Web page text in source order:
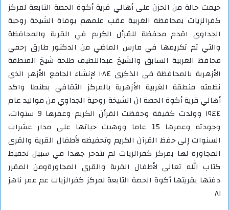
خيمت حالة من الحزن على أهالي قرية أكوة الحصة التابعة لمركز
كفرالزيات بمحافظة الغربية عقب علمهم بوفاة الشيخة روحية
الجداوي اقدم محفظة للقرأن الكريم في القرية والمحافظة
والتي تم تكريمها في مارس الماضي من الدكتور طارق رحمي
محافظ الغربية السابق والشيخ عبداللطيف طلحة شيخ المنطقة
الأزهرية بالمحافظة في الذكرى ١٠٨٤ لإنشاء الجامع الأزهر الذي
نظمته منطقة الغربية الأزهرية بالمركز الثقافي بطنطا واكد
أهالي قرية أكوة الحصة ان الشيخة روحية الجداوي من مواليد عام
١٩٤٤ وولدت كفيفة وحفظت القرأن الكريم وعمرها 9 سنوات،
وجودته وعمرها 15 عاما ووهبت حياتها على مدار عشرات
السنوات إلى حفظ القرآن الكريم وتحفيظه لأطفال القرية والقرى
المجاورة لها بمركز كفرالزيات لم تتدخر جهدا في سبيل تحفيظ
كتاب الله تعالى لأطفال القرية والقرى المجاورةومن المقرر
دفنها بقريتها أكوة الحصة التابعة لمركز كفرالزيات عم عمر ناهز
٨١